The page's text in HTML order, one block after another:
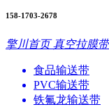
158-1703-2678
擎川首页 真空拉膜带
食品输送带
PVC输送带
铁氟龙输送带